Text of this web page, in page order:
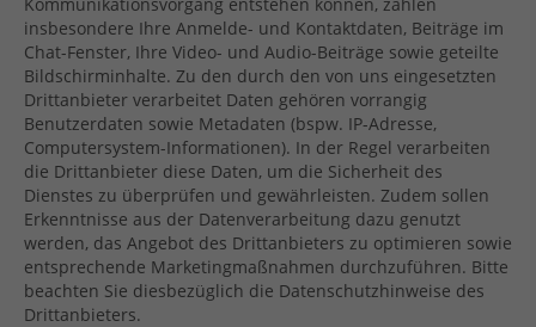
insbesondere Ihre Anmelde- und Kontaktdaten, Beiträge im
Chat-Fenster, Ihre Video- und Audio-Beiträge sowie geteilte
Bildschirminhalte. Zu den durch den von uns eingesetzten
Drittanbieter verarbeitet Daten gehören vorrangig
Benutzerdaten sowie Metadaten (bspw. IP-Adresse,
Computersystem-Informationen). In der Regel verarbeiten
die Drittanbieter diese Daten, um die Sicherheit des
Dienstes zu überprüfen und gewährleisten. Zudem sollen
Erkenntnisse aus der Datenverarbeitung dazu genutzt
werden, das Angebot des Drittanbieters zu optimieren sowie
entsprechende Marketingmaßnahmen durchzuführen. Bitte
beachten Sie diesbezüglich die Datenschutzhinweise des
Drittanbieters.